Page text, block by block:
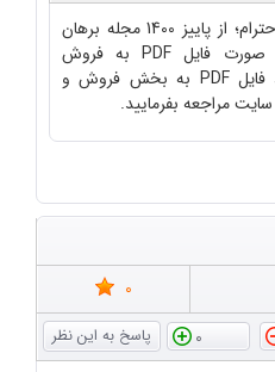
کاربر گرامی، با سلام و احترام؛ از پاییز 1400 مجله برهان
متوسطه دوم فقط به صورت فایل PDF به فروش
می‌رسد.لطفاً برای خرید فایل PDF به بخش فروش و
مراجعه بفرمایید.
0
0